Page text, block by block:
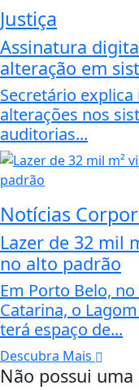
Justiça
Assinatura
alteração em
Secretário
alterações nos
auditorias...
Notícias
Lazer de 32 mil
no alto padrão
Em Porto Belo,
Catarina, o
terá espaço de...
Descubra Mais
Não possui uma